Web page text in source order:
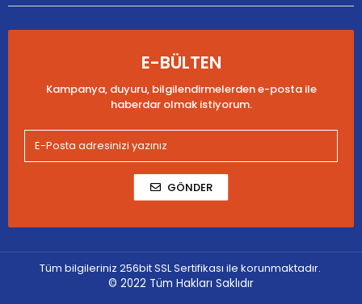
E-BÜLTEN
Kampanya, duyuru, bilgilendirmelerden e-posta ile
haberdar olmak istiyorum.
GÖNDER
Tüm bilgileriniz 256bit SSL Sertifikası ile korunmaktadır.
© 2022 Tüm Hakları Saklıdır